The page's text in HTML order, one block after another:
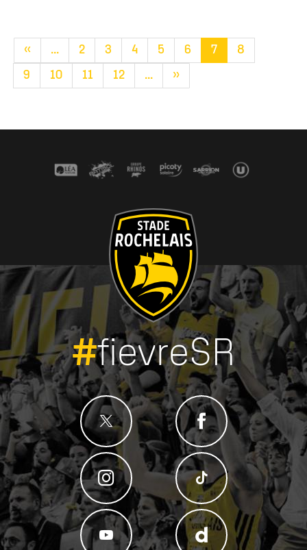
« ... 2 3 4 5 6 7 8
9 10 11 12 ... »
#fievreSR